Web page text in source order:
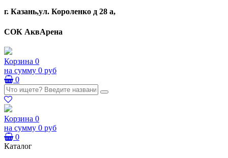
г. Казань,ул. Короленко д 28 а,
СОК АквАрена
Корзина 0
на сумму 0 руб
0
Корзина 0
на сумму 0 руб
0
Каталог